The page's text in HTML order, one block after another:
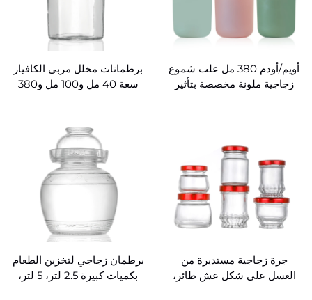
أويم/أودم 380 مل علب شموع
زجاجية ملونة مخصصة بتأثير
برطمانات مخلل مربى الكافيار
سعة 40 مل و100 مل و380
جرة زجاجية مستديرة من
العسل على شكل عش طائر،
برطمان زجاجي لتخزين الطعام
بكميات كبيرة 2.5 لتر، 5 لتر،